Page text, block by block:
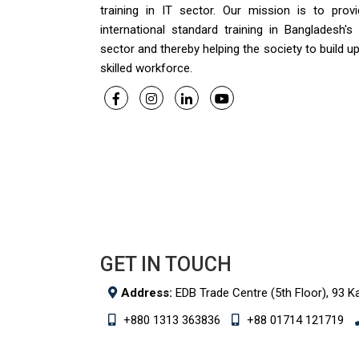
training in IT sector. Our mission is to
international standard training in Bangladesh's
sector and thereby helping the society to build
skilled workforce.
GET IN TOUCH
Address: EDB Trade Centre (5th Floor), 93
+880 1313 363836
+88 01714 121719